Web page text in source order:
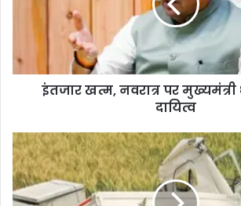
इंतजार खत्म, नवरात्र पर
दायित्व